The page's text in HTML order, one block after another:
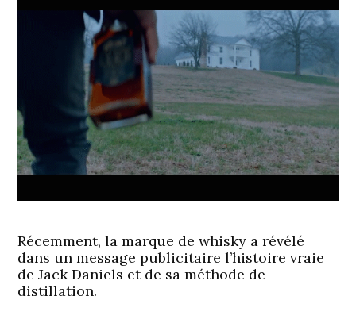
Récemment, la marque de whisky a révélé
dans un message publicitaire l’histoire vraie
de Jack Daniels et de sa méthode de
distillation.